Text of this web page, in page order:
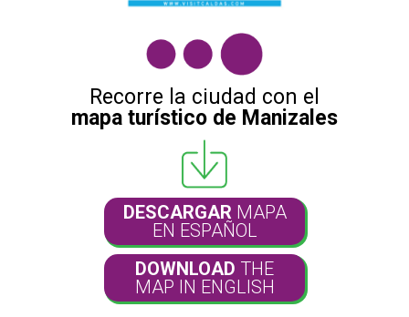
Recorre la ciudad con el
mapa turístico de Manizales
DESCARGARMAPA
EN ESPAÑOL
DOWNLOAD THE
MAP IN ENGLISH